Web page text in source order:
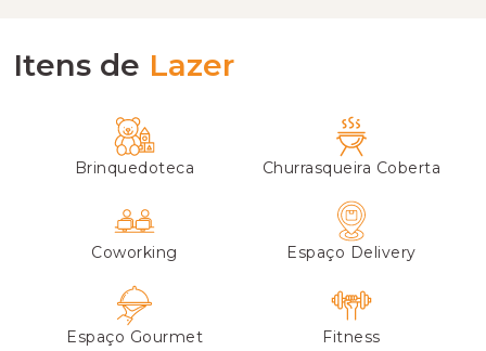
Itens de Lazer
Brinquedoteca Churrasqueira Coberta
Coworking Espaço Delivery
Espaço Gourmet Fitness